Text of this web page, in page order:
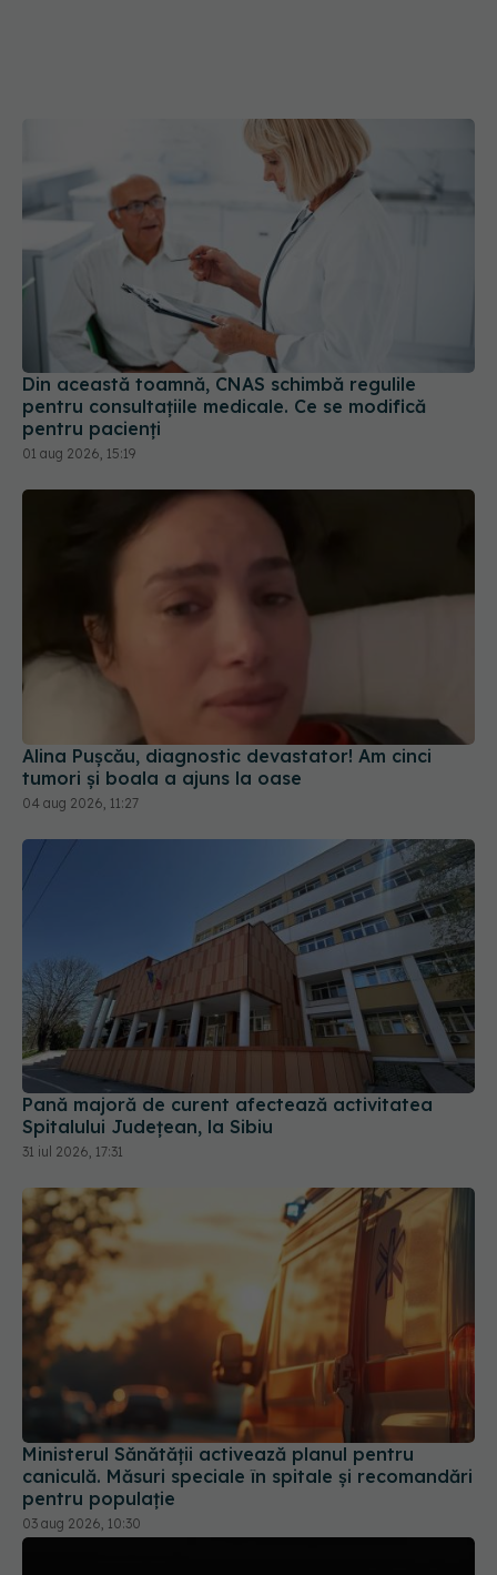
Din această toamnă, CNAS schimbă regulile
pentru consultațiile medicale. Ce se modifică
pentru pacienți
01 aug 2026, 15:19
Alina Pușcău, diagnostic devastator! Am cinci
tumori și boala a ajuns la oase
04 aug 2026, 11:27
Pană majoră de curent afectează activitatea
Spitalului Județean, la Sibiu
31 iul 2026, 17:31
Ministerul Sănătății activează planul pentru
caniculă. Măsuri speciale în spitale și recomandări
pentru populație
03 aug 2026, 10:30